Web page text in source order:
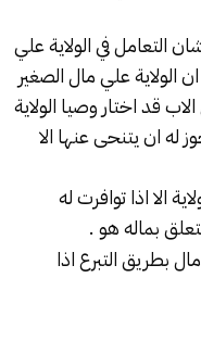
التعامل في الولاية علي
علي مال الصغير
قد اختار وصيا الولاية
له ان يتنحى عنها الا
الا اذا توافرت له
بماله هو .
بطريق التبرع اذا